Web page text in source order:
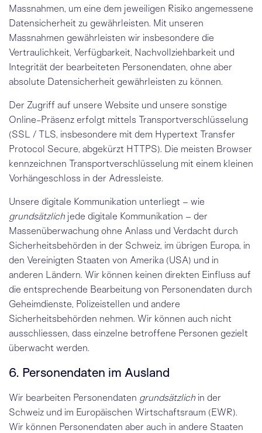
Massnahmen, um eine dem jeweiligen Risiko angemessene
Datensicherheit zu gewährleisten. Mit unseren
Massnahmen gewährleisten wir insbesondere die
Vertraulichkeit, Verfügbarkeit, Nachvollziehbarkeit und
Integrität der bearbeiteten Personendaten, ohne aber
absolute Datensicherheit gewährleisten zu können.
Der Zugriff auf unsere Website und unsere sonstige
Online-Präsenz erfolgt mittels Transportverschlüsselung
(SSL / TLS, insbesondere mit dem Hypertext Transfer
Protocol Secure, abgekürzt HTTPS). Die meisten Browser
kennzeichnen Transportverschlüsselung mit einem kleinen
Vorhängeschloss in der Adressleiste.
Unsere digitale Kommunikation unterliegt – wie
grundsätzlich jede digitale Kommunikation – der
Massenüberwachung ohne Anlass und Verdacht durch
Sicherheitsbehörden in der Schweiz, im übrigen Europa, in
den Vereinigten Staaten von Amerika (USA) und in
anderen Ländern. Wir können keinen direkten Einfluss auf
die entsprechende Bearbeitung von Personendaten durch
Geheimdienste, Polizeistellen und andere
Sicherheitsbehörden nehmen. Wir können auch nicht
ausschliessen, dass einzelne betroffene Personen gezielt
überwacht werden.
6. Personendaten im Ausland
Wir bearbeiten Personendaten grundsätzlich in der
Schweiz und im Europäischen Wirtschafts­raum (EWR).
Wir können Personendaten aber auch in andere Staaten